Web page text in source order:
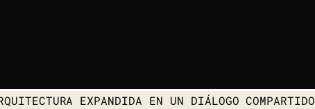
EXPANDIDA EN UN DIÁLOGO COMPARTIDO